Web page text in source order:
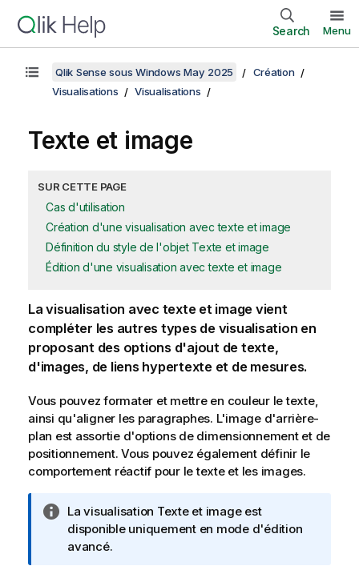
Search Menu
Qlik Sense sous Windows May 2025
Création
Visualisations
Visualisations
Texte et image
SUR CETTE PAGE
Cas d'utilisation
Création d'une visualisation avec texte et image
Définition du style de l'objet Texte et image
Édition d'une visualisation avec texte et image
La visualisation avec texte et image vient
compléter les autres types de visualisation en
proposant des options d'ajout de texte,
d'images, de liens hypertexte et de mesures.
Vous pouvez formater et mettre en couleur le texte,
ainsi qu'aligner les paragraphes. L'image d'arrière-
plan est assortie d'options de dimensionnement et de
positionnement. Vous pouvez également définir le
comportement réactif pour le texte et les images.
N
o
t
La visualisation Texte et image est
disponible uniquement en mode d'édition
avancé.